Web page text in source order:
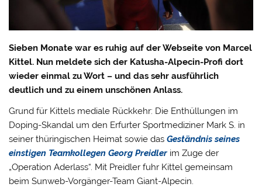
Sieben Monate war es ruhig auf der Webseite von Marcel
Kittel. Nun meldete sich der Katusha-Alpecin-Profi dort
wieder einmal zu Wort – und das sehr ausführlich
deutlich und zu einem unschönen Anlass.
Grund für Kittels mediale Rückkehr: Die Enthüllungen im
Doping-Skandal um den Erfurter Sportmediziner Mark S. in
seiner thüringischen Heimat sowie dasGeständnis seines
einstigen Teamkollegen Georg Preidler im Zuge der
„Operation Aderlass“. Mit Preidler fuhr Kittel gemeinsam
beim Sunweb-Vorgänger-Team Giant-Alpecin.